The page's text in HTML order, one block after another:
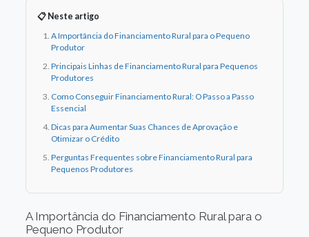
📋 Neste artigo
A Importância do Financiamento Rural para o Pequeno
Produtor
Principais Linhas de Financiamento Rural para Pequenos
Produtores
Como Conseguir Financiamento Rural: O Passo a Passo
Essencial
Dicas para Aumentar Suas Chances de Aprovação e
Otimizar o Crédito
Perguntas Frequentes sobre Financiamento Rural para
Pequenos Produtores
A Importância do Financiamento Rural para o
Pequeno Produtor